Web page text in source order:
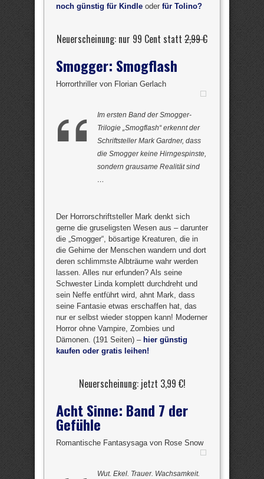
noch günstig für Kindle oder für Tolino?
Neuerscheinung: nur 99 Cent statt 2,99 €
Smogger: Smogflash
Horrorthriller von Florian Gerlach
Im ersten Band der Smogger-
Trilogie „Smogflash“ erkennt der
Schriftsteller Mark Gardner, dass
die Smogger keine Hirngespinste,
sondern grausame Realität sind
…
Der Horrorschriftsteller Mark denkt sich
gerne die gruseligsten Wesen aus – darunter
die „Smogger“, bösartige Kreaturen, die in
die Gehirne der Menschen wandern und dort
deren schlimmste Albträume wahr werden
lassen. Alles nur erfunden? Als seine
Schwester Linda komplett durchdreht und
sein Neffe entführt wird, ahnt Mark, dass
seine Fantasie etwas erschaffen hat, das
nur er selbst wieder stoppen kann! Moderner
Horror ohne Vampire, Zombies und
Dämonen. (191 Seiten) – hier günstig
kaufen oder gratis leihen!
Neuerscheinung: jetzt 3,99 €!
Acht Sinne: Band 7 der
Gefühle
Romantische Fantasysaga von Rose Snow
Wut. Ekel. Trauer. Wachsamkeit.